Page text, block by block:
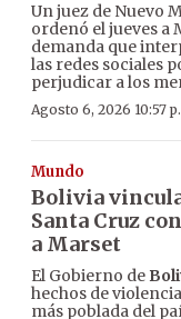
Un juez de Nuevo
ordenó el jueves a
demanda que
las redes sociales
perjudicar a los
Agosto 6, 2026 10:57
Mundo
Bolivia
Santa Cruz
a Marset
El Gobierno de
hechos de
más poblada del